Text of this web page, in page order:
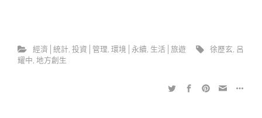
經濟│統計 投資│管理 環境│永續 生活│旅遊 徐歷玄 呂
耀中 地方創生